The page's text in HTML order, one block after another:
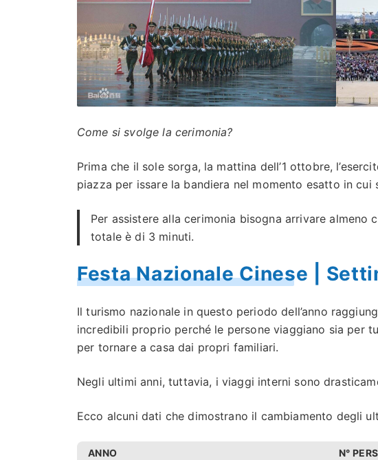
Come si svolge la cerimonia?
Prima che il sole sorga, la mattina dell’1 ottobre,
piazza per issare la bandiera nel momento esatto in cui
Per assistere alla cerimonia bisogna arrivare almeno
totale è di 3 minuti.
Festa Nazionale Cinese |
Il turismo nazionale in questo periodo dell’anno
incredibili proprio perché le persone viaggiano sia per
per tornare a casa dai propri familiari.
Negli ultimi anni, tuttavia, i viaggi interni sono
Ecco alcuni dati che dimostrano il cambiamento degli
ANNO N°